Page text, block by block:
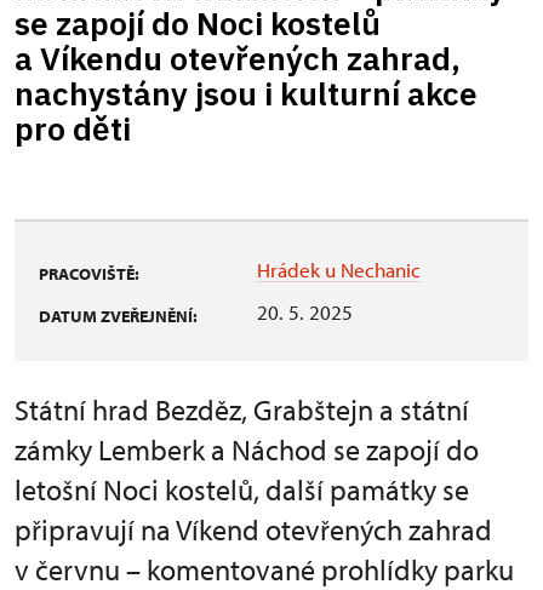
se zapojí do Noci kostelů
a Víkendu otevřených zahrad,
nachystány jsou i kulturní akce
pro děti
PRACOVIŠTĚ: Hrádek u Nechanic
DATUM ZVEŘEJNĚNÍ: 20. 5. 2025
Státní hrad Bezděz, Grabštejn a státní
zámky Lemberk a Náchod se zapojí do
letošní Noci kostelů, další památky se
připravují na Víkend otevřených zahrad
v červnu – komentované prohlídky parku